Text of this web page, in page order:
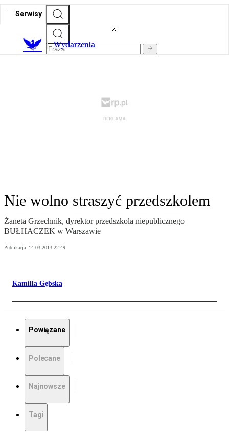
Serwisy
Wydarzenia
Nie wolno straszyć przedszkolem
Żaneta Grzechnik, dyrektor przedszkola niepublicznego
BUŁHACZEK w Warszawie
Publikacja: 14.03.2013 22:49
Kamilla Gębska
Powiązane
Polecane
Najnowsze
Tagi